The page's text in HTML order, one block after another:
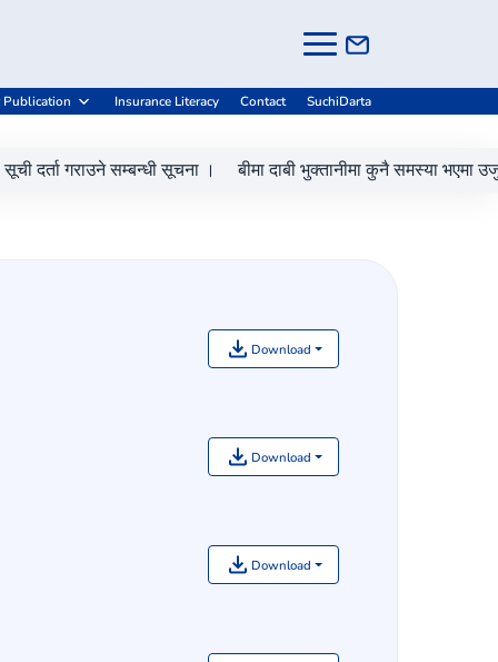
Publication Insurance Literacy Contact SuchiDarta
दर्ता गराउने सम्बन्धी सूचना । बीमा दाबी भुक्तानीमा कुनै समस्या भएमा उजुरी
Download
Download
Download